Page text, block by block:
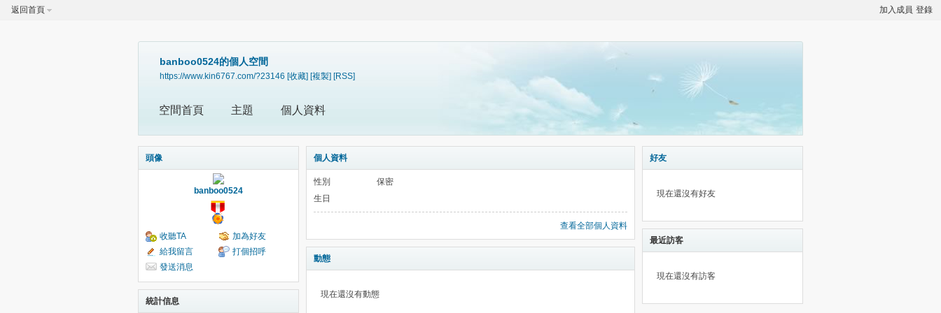
加入成員 登錄
返回首頁
banboo0524的個人空間
https://www.kin6767.com/?23146 [收藏] [複製] [RSS]
空間首頁 主題 個人資料
頭像
banboo0524
收聽TA
加為好友
給我留言
打個招呼
發送消息
統計信息
個人資料
性別
保密
生日
查看全部個人資料
動態
現在還沒有動態
好友
現在還沒有好友
最近訪客
現在還沒有訪客